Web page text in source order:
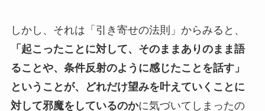
しかし、それは「引き寄せの法則」からみると、
「起こったことに対して、そのままありのまま語
ることや、条件反射のように感じたことを話す」
ということが、どれだけ望みを叶えていくことに
対して邪魔をしているのかに気づいてしまったの